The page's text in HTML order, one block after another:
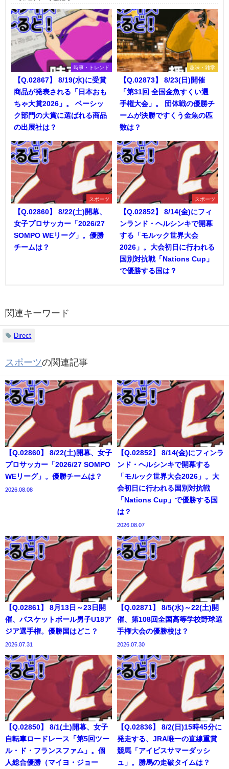
時事・トレンド
【Q.02867】 8/19(水)に受賞
商品が発表される「日本おも
ちゃ大賞2026」。 ベーシッ
ク部門の大賞に選ばれる商品
の出展社は？
趣味・雑学
【Q.02873】 8/23(日)開催
「第31回 全国金魚すくい選
手権大会」。 団体戦の優勝チ
ームが決勝ですくう金魚の匹
数は？
スポーツ
【Q.02860】 8/22(土)開幕、
女子プロサッカー「2026/27
SOMPO WEリーグ」。優勝
チームは？
スポーツ
【Q.02852】 8/14(金)にフィ
ンランド・ヘルシンキで開幕
する「モルック世界大会
2026」。大会初日に行われる
国別対抗戦「Nations Cup」
で優勝する国は？
関連キーワード
Direct
スポーツの関連記事
【Q.02860】 8/22(土)開幕、女子
プロサッカー「2026/27 SOMPO
WEリーグ」。優勝チームは？
2026.08.08
【Q.02852】 8/14(金)にフィンラ
ンド・ヘルシンキで開幕する
「モルック世界大会2026」。大
会初日に行われる国別対抗戦
「Nations Cup」で優勝する国
は？
2026.08.07
【Q.02861】 8月13日～23日開
催、バスケットボール男子U18ア
ジア選手権。優勝国はどこ？
2026.07.31
【Q.02871】 8/5(水)～22(土)開
催、第108回全国高等学校野球選
手権大会の優勝校は？
2026.07.30
【Q.02850】 8/1(土)開幕、女子
自転車ロードレース「第5回ツー
ル・ド・フランスファム」。個
人総合優勝（マイヨ・ジョー
【Q.02836】 8/2(日)15時45分に
発走する、JRA唯一の直線重賞
競馬「アイビスサマーダッシ
ュ」。勝馬の走破タイムは？